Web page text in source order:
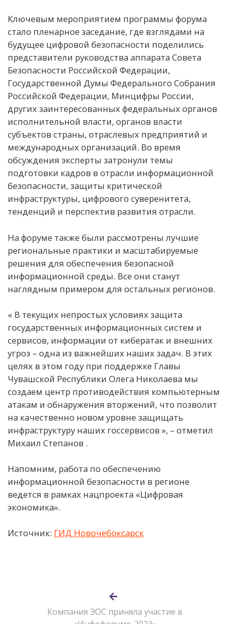
Ключевым мероприятием программы форума
стало пленарное заседание, где взглядами на
будущее цифровой безопасности поделились
представители руководства аппарата Совета
Безопасности Российской Федерации,
Государственной Думы Федерального Собрания
Российской Федерации, Минцифры России,
других заинтересованных федеральных органов
исполнительной власти, органов власти
субъектов страны, отраслевых предприятий и
международных организаций. Во время
обсуждения эксперты затронули темы
подготовки кадров в отрасли информационной
безопасности, защиты критической
инфраструктуры, цифрового суверенитета,
тенденций и перспектив развития отрасли.
На форуме также были рассмотрены лучшие
региональные практики и масштабируемые
решения для обеспечения безопасной
информационной среды. Все они станут
наглядным примером для остальных регионов.
« В текущих непростых условиях защита
государственных информационных систем и
сервисов, информации от кибератак и внешних
угроз – одна из важнейших наших задач. В этих
целях в этом году при поддержке Главы
Чувашской Республики Олега Николаева мы
создаем центр противодействия компьютерным
атакам и обнаружения вторжений, что позволит
на качественно новом уровне защищать
инфраструктуру наших госсервисов », – отметил
Михаил Степанов .
Напомним, работа по обеспечению
информационной безопасности в регионе
ведется в рамках нацпроекта «Цифровая
экономика».
Источник: ГИД Новочебоксарск
Компания ЭОС приняла участие в